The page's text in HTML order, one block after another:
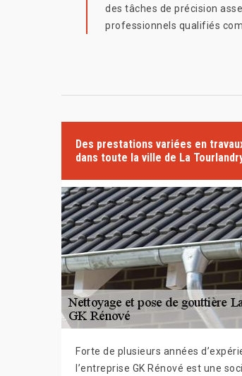
des tâches de précision
professionnels qualifiés
Des prestations variées en
dans toute la ville de La
Forte de plusieurs années
l’entreprise GK Rénové est une